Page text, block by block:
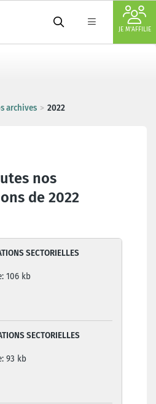
JE M'AFFILIE
archives 2022
nos
de 2022
SECTORIELLES
106 kb
SECTORIELLES
93 kb